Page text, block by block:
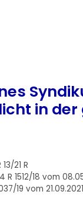
in
21 R
1512/18 vom
19 vom 21.09.2021